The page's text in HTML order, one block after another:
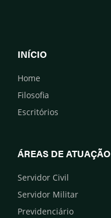
INÍCIO
Home
Filosofia
Escritórios
ÁREAS DE ATUAÇÃO
Servidor Civil
Servidor Militar
Previdenciário